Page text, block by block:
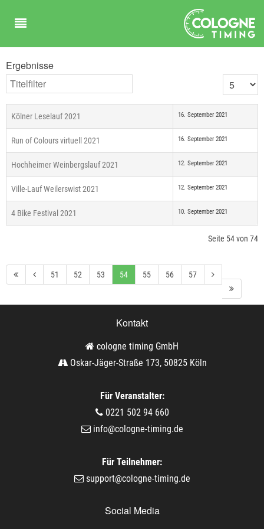
Ergebnisse
Titelfilter Anzeige #
Kölner Leselauf 2021 16. September 2021
Run of Colours virtuell 2021 16. September 2021
Hochheimer Weinbergslauf 2021 12. September 2021
Ville-Lauf Weilerswist 2021 12. September 2021
4 Bike Festival 2021 10. September 2021
Seite 54 von 74
51 52 53 54 55 56 57
Kontakt
cologne timing GmbH
Oskar-Jäger-Straße 173, 50825 Köln
Für Veranstalter:
0221 502 94 660
info@cologne-timing.de
Für Teilnehmer:
support@cologne-timing.de
Social Media